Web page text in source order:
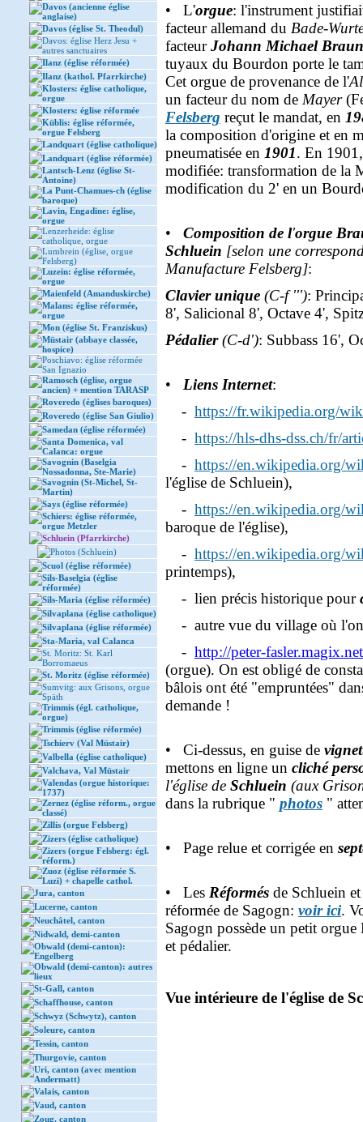
Davos (ancienne église
anglaise)
Davos (église St. Theodul)
Davos: église Herz Jesu +
autres sanctuaires
Ilanz (église réformée)
Ilanz (kathol. Pfarrkirche)
Klosters: église catholique,
orgue
Klosters: église réformée
Küblis: église réformée,
orgue Felsberg
Landquart (église catholique)
Landquart (église réformée)
Lantsch-Lenz (église St-
Antoine)
La Punt-Chamues-ch (église
baroque)
Lavin, Engadine: église,
orgue
Lenzerheide: église
catholique, orgue
Lumbrein (église, orgue
Felsberg)
Luzein: église réformée,
orgue
Maienfeld (Amanduskirche)
Malans: église réformée,
orgue
Mon (église St. Franziskus)
Müstair (abbaye classée,
hospice)
Poschiavo: église réformée
San Ignazio
Ramosch (église, orgue
ancien) + mention TARASP
Roveredo (églises baroques)
Roveredo (église San Giulio)
Samedan (église réformée)
Santa Domenica, val
Calanca: orgue
Savognin (Baselgia
Nossadonna, Ste-Marie)
Savognin (St-Michel, St-
Martin)
Says (église réformée)
Schiers: église réformée,
orgue Metzler
Schluein (Pfarrkirche)
Photos (Schluein)
Scuol (église réformée)
Sils-Baselgia (église
réformée)
Sils-Maria (église réformée)
Silvaplana (église catholique)
Silvaplana (église réformée)
Sta-Maria, val Calanca
St. Moritz: St. Karl
Borromaeus
St. Moritz (église réformée)
Sumvitg: aux Grisons, orgue
Späth
Trimmis (égl. catholique,
orgue)
Trimmis (église réformée)
Tschierv (Val Müstair)
Valbella (église catholique)
Valchava, Val Müstair
Valendas (orgue historique:
1737)
Zernez (église réform., orgue
classé)
Zillis (orgue Felsberg)
Zizers (église catholique)
Zizers (orgue Felsberg: égl.
réform.)
Zuoz (église réformée S.
Luzi) + chapelle cathol.
Jura, canton
Lucerne, canton
Neuchâtel, canton
Nidwald, demi-canton
Obwald (demi-canton):
Engelberg
Obwald (demi-canton): autres
lieux
St-Gall, canton
Schaffhouse, canton
Schwyz (Schwytz), canton
Soleure, canton
Tessin, canton
Thurgovie, canton
Uri, canton (avec mention
Andermatt)
Valais, canton
Vaud, canton
Zoug, canton
• L'orgue: l'instrument
facteur allemand du Bade-
facteurJohann Michael
tuyaux du Bourdon porte le
Cet orgue de provenance de l'
un facteur du nom de Mayer
Felsberg reçut le mandat, en
la composition d'origine et en
pneumatisée en 1901. En
modifiée: transformation de la
modification du 2' en un
• Composition de l'orgue
Schluein [selon une
Manufacture Felsberg]:
Clavier unique (C-f '''):
8', Salicional 8', Octave 4',
Pédalier (C-d'): Subbass 16',
• Liens Internet:
- https://fr.wikipedia.org/
- https://hls-dhs-dss.ch/fr/
- https://en.wikipedia.org/
l'église de Schluein),
- https://en.wikipedia.org/
baroque de l'église),
- https://en.wikipedia.org/
printemps),
- lien précis historique pour
- autre vue du village où
- http://peter-
(orgue). On est obligé de
bâlois ont été "empruntées"
demande !
• Ci-dessus, en guise de
mettons en ligne un cliché
l'église de Schluein (aux
dans la rubrique " photos "
• Page relue et corrigée en
• Les Réformés de Schluein
réformée de Sagogn: voir ici.
Sagogn possède un petit
et pédalier.
Vue intérieure de l'église de